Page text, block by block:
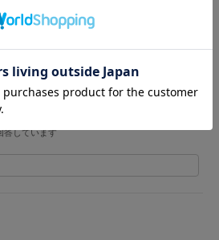
ったけど結構エアコンつけててもあったかいから
答しています